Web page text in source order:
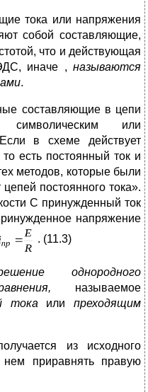
тока или напряжения
собой составляющие,
что и действующая
иначе , называются
.
составляющие в цепи
символическим или
в схеме действует
есть постоянный ток и
методов, которые были
постоянного тока».
С принужденный ток
напряжение
. (11.3)
однородного
называемое
тока или преходящим
из исходного
приравнять правую